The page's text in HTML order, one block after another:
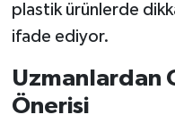
plastik ürünlerde
ifade ediyor.
Uzmanlardan
Önerisi